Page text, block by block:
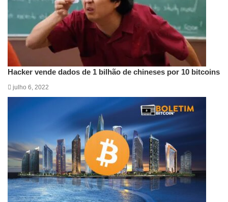
Hacker vende dados de 1 bilhão de chineses por 10 bitcoins
julho 6, 2022